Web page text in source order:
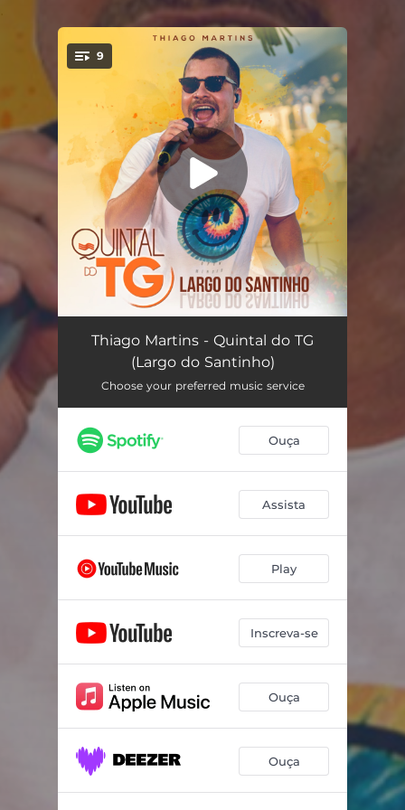
You're all set!
9
De Sampa À São Luis / Lucidez (feat. Jorge Aragão) 04:55
Identidade (feat. Jorge Aragão)
Retalho de Cetim / Oyá 04:25
Eu Choro 02:02
Ajoelhou Tem Que Rezar 03:03
Onde Deus Possa Me Ouvir / Esperando Aviões 04:58
02:31
Alma Boêmia 02:43
Thiago Martins - Quintal do TG
(Largo do Santinho)
Choose your preferred music service
Ouça
Assista
Play
Inscreva-se
Ouça
Ouça